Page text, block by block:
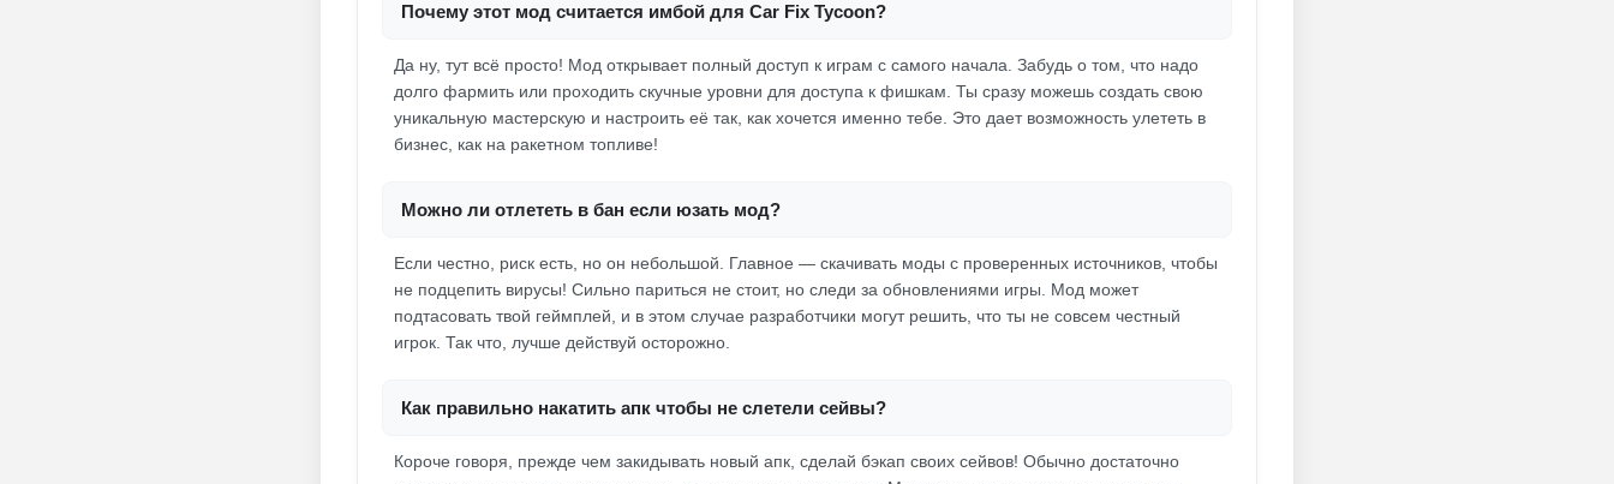
Почему этот мод считается имбой для Car Fix Tycoon?
Да ну, тут всё просто! Мод открывает полный доступ к играм с самого начала. Забудь о том, что надо
долго фармить или проходить скучные уровни для доступа к фишкам. Ты сразу можешь создать свою
уникальную мастерскую и настроить её так, как хочется именно тебе. Это дает возможность улететь в
бизнес, как на ракетном топливе!
Можно ли отлететь в бан если юзать мод?
Если честно, риск есть, но он небольшой. Главное — скачивать моды с проверенных источников, чтобы
не подцепить вирусы! Сильно париться не стоит, но следи за обновлениями игры. Мод может
подтасовать твой геймплей, и в этом случае разработчики могут решить, что ты не совсем честный
игрок. Так что, лучше действуй осторожно.
Как правильно накатить апк чтобы не слетели сейвы?
Короче говоря, прежде чем закидывать новый апк, сделай бэкап своих сейвов! Обычно достаточно